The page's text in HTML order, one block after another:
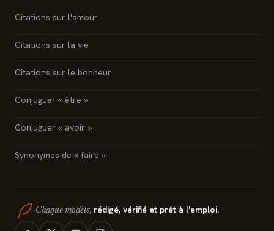
Citations sur l'amour
Citations sur la vie
Citations sur le bonheur
Conjuguer « être »
Conjuguer « avoir »
Synonymes de « faire »
Chaque modèle, rédigé, vérifié et prêt à l'emploi.